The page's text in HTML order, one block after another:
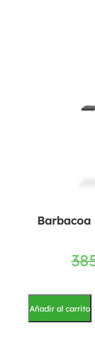
Barbacoa
Añadir al carrito